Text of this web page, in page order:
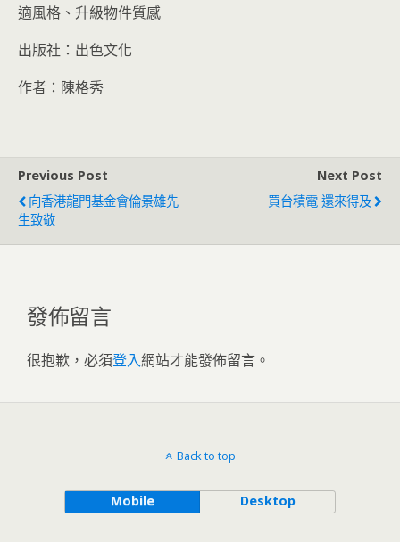
適風格、升級物件質感
出版社：出色文化
作者：陳格秀
Previous Post
向香港龍門基金會倫景雄先
生致敬
Next Post
買台積電 還來得及
發佈留言
很抱歉，必須登入網站才能發佈留言。
Back to top
Mobile Desktop